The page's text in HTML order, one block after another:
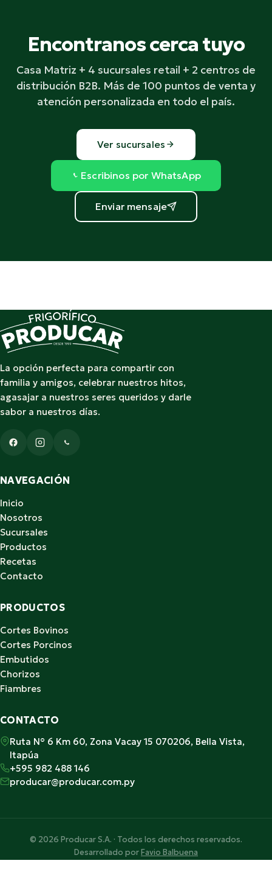
Encontranos cerca tuyo
Casa Matriz + 4 sucursales retail + 2 centros de
distribución B2B. Más de 100 puntos de venta y
atención personalizada en todo el país.
Ver sucursales
Escribinos por WhatsApp
Enviar mensaje
La opción perfecta para compartir con
familia y amigos, celebrar nuestros hitos,
agasajar a nuestros seres queridos y darle
sabor a nuestros días.
NAVEGACIÓN
Inicio
Nosotros
Sucursales
Productos
Recetas
Contacto
PRODUCTOS
Cortes Bovinos
Cortes Porcinos
Embutidos
Chorizos
Fiambres
CONTACTO
Ruta N° 6 Km 60, Zona Vacay 15 070206, Bella Vista,
Itapúa
+595 982 488 146
producar@producar.com.py
© 2026 Producar S.A. · Todos los derechos reservados.
Desarrollado porFavio Balbuena